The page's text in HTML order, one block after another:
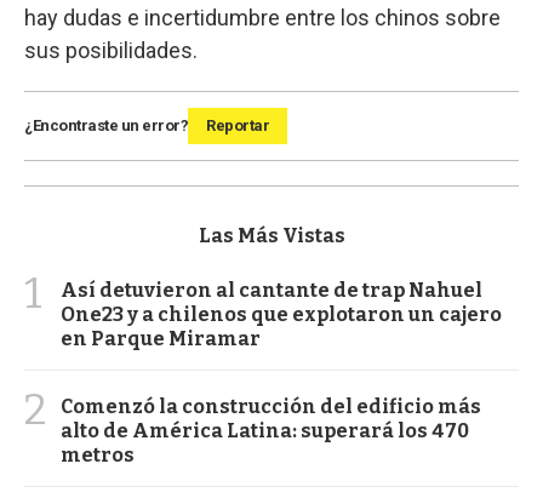
hay dudas e incertidumbre entre los chinos sobre
sus posibilidades.
¿Encontraste un error? Reportar
Las Más Vistas
1
Así detuvieron al cantante de trap Nahuel
One23 y a chilenos que explotaron un cajero
en Parque Miramar
2
Comenzó la construcción del edificio más
alto de América Latina: superará los 470
metros